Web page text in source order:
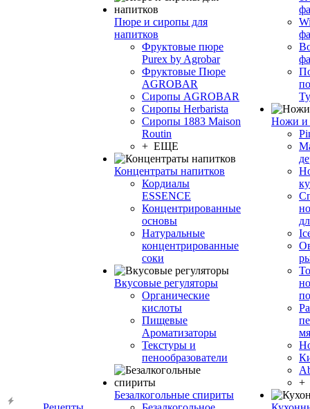
Пюре и сиропы для
напитков
Фруктовые пюре
Purex by Agrobar
Фруктовые Пюре
AGROBAR
Сиропы AGROBAR
Сиропы Herbarista
Сиропы 1883 Maison
Routin
+ ЕЩЕ
Концентраты напитков
Кордиалы
ESSENCE
Концентрированные
основы
Натуральные
концентрированные
соки
Вкусовые регуляторы
Органические
кислоты
Пищевые
Ароматизаторы
Текстуры и
пенообразователи
Безалкогольные спириты
Ножи и
+